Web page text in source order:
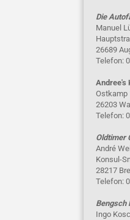
Die
Manuel
26689
Telefon:
Andree's
Ostkamp
26203
Telefon:
Oldtimer
André
Konsul-
28217
Telefon:
Bengsch
Ingo